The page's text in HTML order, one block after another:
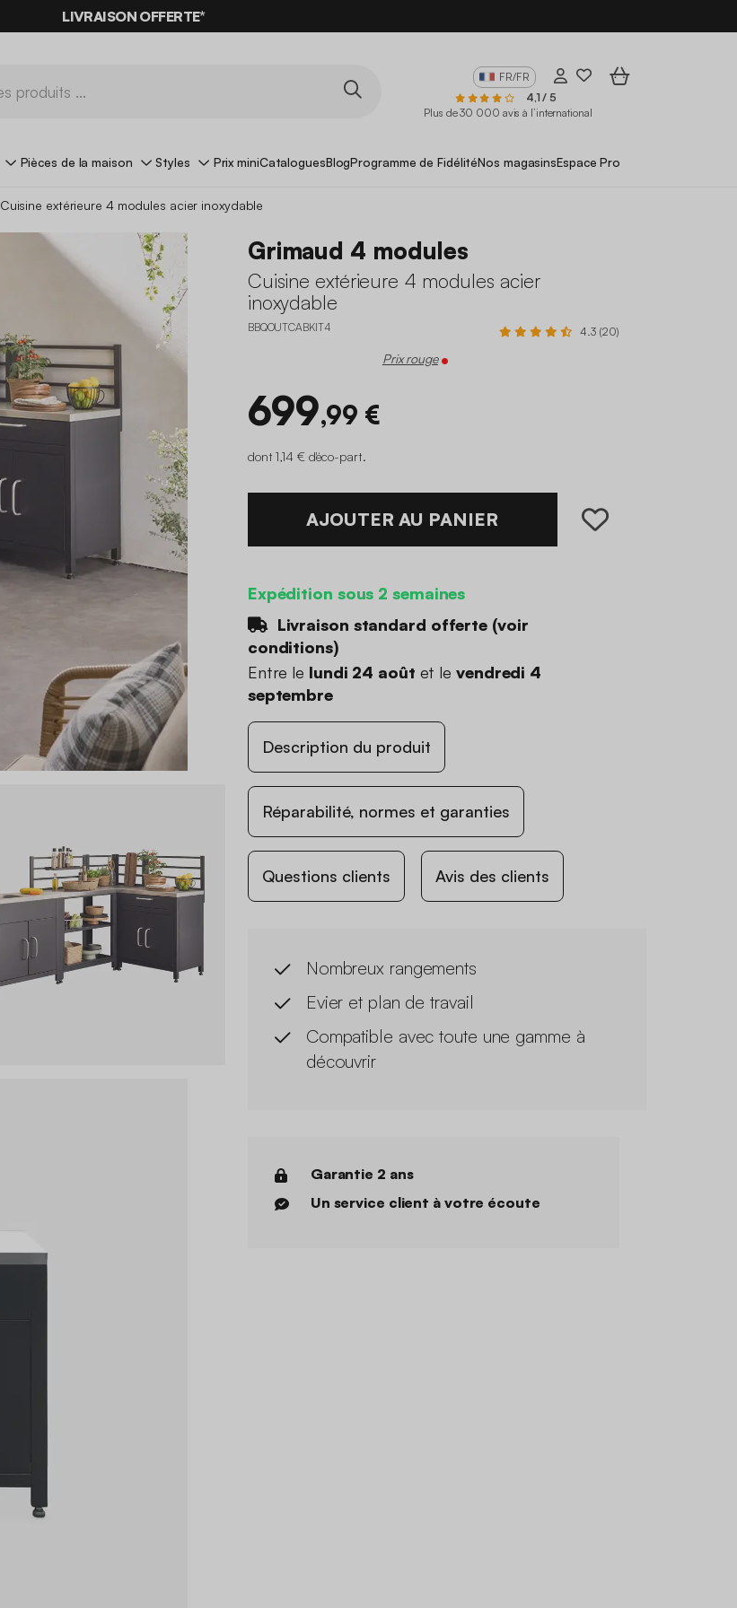
LIVRAISON OFFERTE*
FR/FR
4,1 / 5
Plus de 30 000 avis à l’international
Pièces de la maison Styles Prix miniCataloguesBlogProgramme de FidélitéNos magasinsEspace Pro
Cuisine extérieure 4 modules acier inoxydable
Grimaud 4 modules
Cuisine extérieure 4 modules acier
inoxydable
BBQOUTCABKIT4 4.3 (20)
Prix rouge
699,99 €
dont 1,14 € d'éco-part.
AJOUTER AU PANIER
Expédition sous 2 semaines
Livraison standard offerte (voir
conditions)
Entre le lundi 24 août et le vendredi 4
septembre
Description du produit
Réparabilité, normes et garanties
Questions clients Avis des clients
Nombreux rangements
Evier et plan de travail
Compatible avec toute une gamme à
découvrir
Garantie 2 ans
Un service client à votre écoute